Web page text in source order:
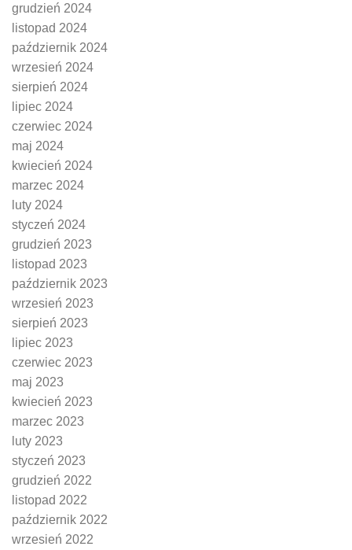
grudzień 2024
listopad 2024
październik 2024
wrzesień 2024
sierpień 2024
lipiec 2024
czerwiec 2024
maj 2024
kwiecień 2024
marzec 2024
luty 2024
styczeń 2024
grudzień 2023
listopad 2023
październik 2023
wrzesień 2023
sierpień 2023
lipiec 2023
czerwiec 2023
maj 2023
kwiecień 2023
marzec 2023
luty 2023
styczeń 2023
grudzień 2022
listopad 2022
październik 2022
wrzesień 2022